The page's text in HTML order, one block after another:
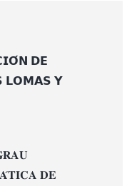
𝗗𝗘
𝗟𝗢𝗠𝗔𝗦 𝗬
𝐃𝐄